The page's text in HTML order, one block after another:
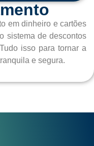
em dinheiro e cartões
sistema de descontos
isso para tornar a
e segura.